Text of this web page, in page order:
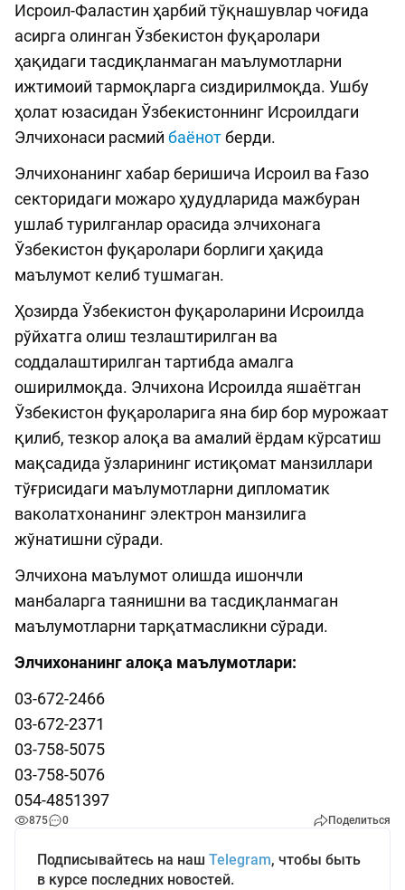
Исроил-Фаластин ҳарбий тўқнашувлар чоғида
асирга олинган Ўзбекистон фуқаролари
ҳақидаги тасдиқланмаган маълумотларни
ижтимоий тармоқларга сиздирилмоқда. Ушбу
ҳолат юзасидан Ўзбекистоннинг Исроилдаги
Элчихонаси расмий баёнотберди.
Элчихонанинг хабар беришича Исроил ва Ғазо
секторидаги можаро ҳудудларида мажбуран
ушлаб турилганлар орасида элчихонага
Ўзбекистон фуқаролари борлиги ҳақида
маълумот келиб тушмаган.
Ҳозирда Ўзбекистон фуқароларини Исроилда
рўйхатга олиш тезлаштирилган ва
соддалаштирилган тартибда амалга
оширилмоқда. Элчихона Исроилда яшаётган
Ўзбекистон фуқароларига яна бир бор мурожаат
қилиб, тезкор алоқа ва амалий ёрдам кўрсатиш
мақсадида ўзларининг истиқомат манзиллари
тўғрисидаги маълумотларни дипломатик
ваколатхонанинг электрон манзилига
жўнатишни сўради.
Элчихона маълумот олишда ишончли
манбаларга таянишни ва тасдиқланмаган
маълумотларни тарқатмасликни сўради.
Элчихонанинг алоқа маълумотлари:
03-672-2466
03-672-2371
03-758-5075
03-758-5076
054-4851397
875 0 Поделиться
Подписывайтесь на наш Telegram, чтобы быть
в курсе последних новостей.